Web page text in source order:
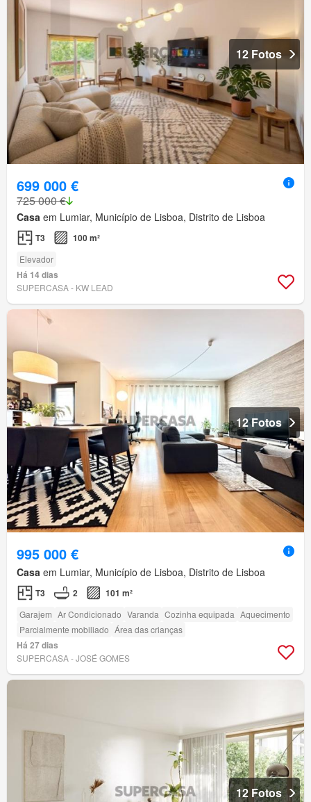
12 Fotos
699 000 €
725 000 €
Casa em Lumiar, Município de Lisboa, Distrito de Lisboa
T3 100 m²
Elevador
Há 14 dias
SUPERCASA - KW LEAD
12 Fotos
995 000 €
Casa em Lumiar, Município de Lisboa, Distrito de Lisboa
T3 2 101 m²
Garajem Ar Condicionado Varanda Cozinha equipada Aquecimento
Parcialmente mobiliado Área das crianças
Há 27 dias
SUPERCASA - JOSÉ GOMES
12 Fotos